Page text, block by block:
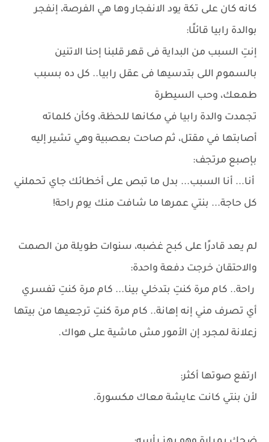
كانه كان على تكة يود الانفجار وها هي الفرصة، إنفجر
بوالدة رابيا قائلًا:
إنتِ السبب من البداية فى قهر قلبنا إحنا الاتنين
بالسموم اللى بتدسيها فى عقل رابيا.. كل ده بسبب
طمعك، وحب السيطرة
تجمدت والدة رابيا في مكانها للحظة، وكأن كلماته
أصابتها في مقتل، ثم صاحت بعصبية وهي تشير إليه
بإصبع مرتجف:
أنا... أنا السبب... بدل ما تبص على أخطائك جاي تحملني
كل حاجة... بنتي عمرها ما شافت منك يوم راحة!
لم يعد قادرًا على كبح غضبه، سنوات طويلة من الصمت
والاحتقان خرجت دفعة واحدة:
راحة.. كام مرة كنتِ بتدخلي بينا... كام مرة كنتِ تفسري
أي تصرف مني إنه إهانة.. كام مرة كنتِ ترجعيها من بيتها
زعلانة لمجرد إن الأمور مش ماشية على هواك.
ارتفع صوتها أكثر:
لأن بنتي كانت عايشة معاك مكسورة.